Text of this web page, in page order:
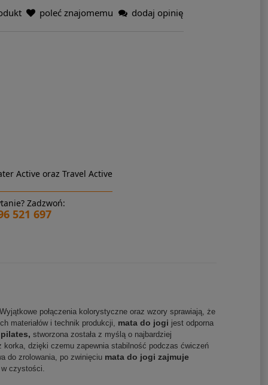
poleć znajomemu dodaj opinię
Active oraz Travel Active
Zadzwoń:
521 697
połączenia kolorystyczne oraz wzory sprawiają, że
materiałów i technik produkcji, mata do jogi jest odporna
stworzona została z myślą o najbardziej
korka, dzięki czemu zapewnia stabilność podczas ćwiczeń
do zrolowania, po zwinięciu mata do jogi zajmuje
czystości.